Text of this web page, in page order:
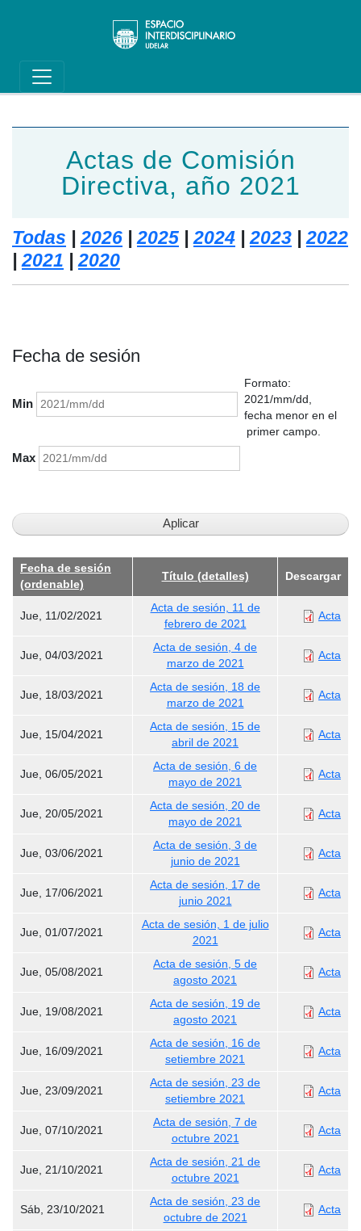
Main navigation
Actas de Comisión
Directiva, año 2021
Todas | 2026 | 2025 | 2024 | 2023 | 2022
| 2021 | 2020
Fecha de sesión
Min
Max
Formato:
2021/mm/dd,
fecha menor en el
primer campo.
Fecha de sesión
(ordenable)
Título (detalles) Descargar
Jue, 11/02/2021
Acta de sesión, 11 de
febrero de 2021
Acta
Jue, 04/03/2021
Acta de sesión, 4 de
marzo de 2021
Acta
Jue, 18/03/2021
Acta de sesión, 18 de
marzo de 2021
Acta
Jue, 15/04/2021
Acta de sesión, 15 de
abril de 2021
Acta
Jue, 06/05/2021
Acta de sesión, 6 de
mayo de 2021
Acta
Jue, 20/05/2021
Acta de sesión, 20 de
mayo de 2021
Acta
Jue, 03/06/2021
Acta de sesión, 3 de
junio de 2021
Acta
Jue, 17/06/2021
Acta de sesión, 17 de
junio 2021
Acta
Jue, 01/07/2021
Acta de sesión, 1 de julio
2021
Acta
Jue, 05/08/2021
Acta de sesión, 5 de
agosto 2021
Acta
Jue, 19/08/2021
Acta de sesión, 19 de
agosto 2021
Acta
Jue, 16/09/2021
Acta de sesión, 16 de
setiembre 2021
Acta
Jue, 23/09/2021
Acta de sesión, 23 de
setiembre 2021
Acta
Jue, 07/10/2021
Acta de sesión, 7 de
octubre 2021
Acta
Jue, 21/10/2021
Acta de sesión, 21 de
octubre 2021
Acta
Sáb, 23/10/2021
Acta de sesión, 23 de
octubre de 2021
Acta